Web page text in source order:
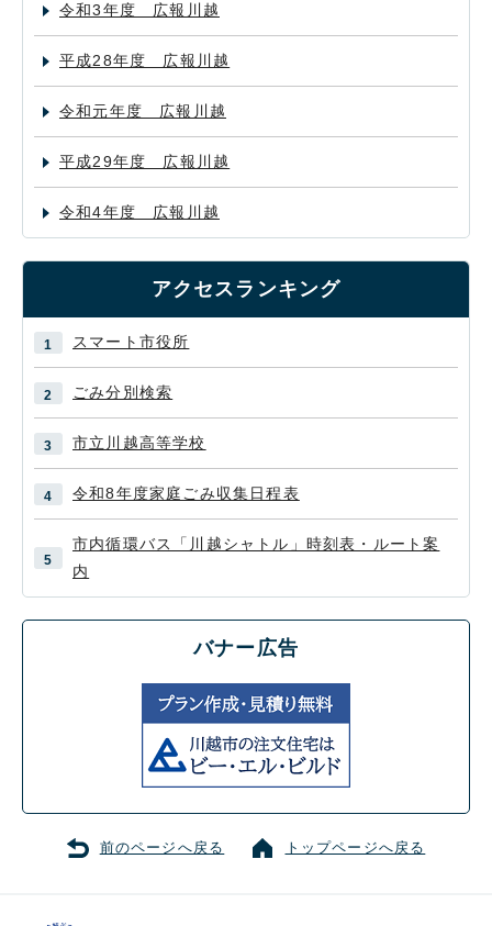
令和3年度 広報川越
平成28年度 広報川越
令和元年度 広報川越
平成29年度 広報川越
令和4年度 広報川越
アクセスランキング
スマート市役所
ごみ分別検索
市立川越高等学校
令和8年度家庭ごみ収集日程表
市内循環バス「川越シャトル」時刻表・ルート案
内
バナー広告
前のページへ戻る トップページへ戻る